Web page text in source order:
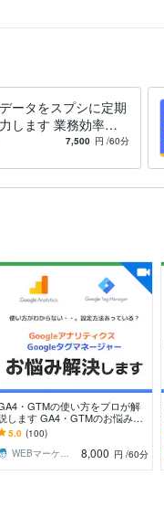
ータをスプシに定期
します 業務効率
入力のストレス0。
7,500 円 /60分
・GTMの使い方をプロが解
します GA4・GTMのお悩みを
デオチャットで即解決
5.0 (100)
WEBマーケ屋 HIDAKA
8,000 円 /60分